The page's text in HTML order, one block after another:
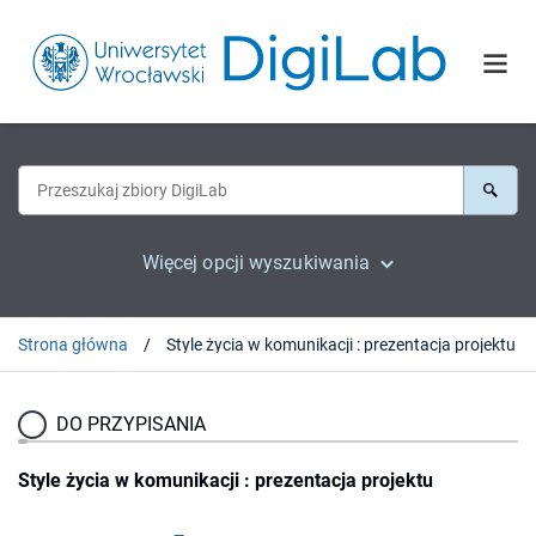
Więcej opcji wyszukiwania
Strona główna Style życia w komunikacji : prezentacja projektu
DO PRZYPISANIA
Style życia w komunikacji : prezentacja projektu